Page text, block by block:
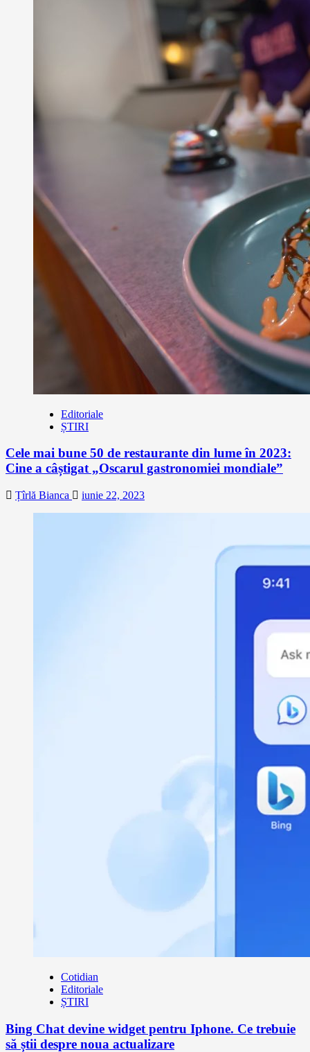
Editoriale
ȘTIRI
Cele mai bune 50 de restaurante din lume în 2023:
Cine a câștigat „Oscarul gastronomiei mondiale”
Țîrlă Bianca iunie 22, 2023
Cotidian
Editoriale
ȘTIRI
Bing Chat devine widget pentru Iphone. Ce trebuie
să știi despre noua actualizare